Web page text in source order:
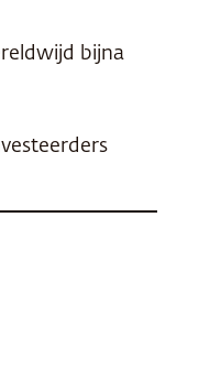
bijna